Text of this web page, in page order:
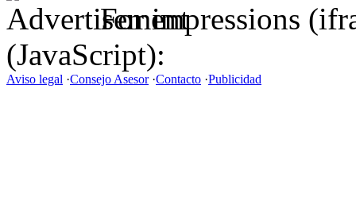
For impressions
(JavaScript):
Aviso legal ·Consejo Asesor·Contacto ·Publicidad